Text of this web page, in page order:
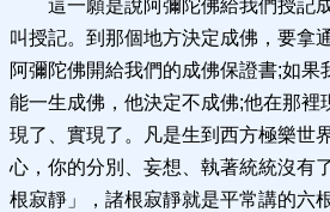
這一願是說阿彌陀佛給我們授記
叫授記。到那個地方決定成佛，要拿
阿彌陀佛開給我們的成佛保證書;如果
能一生成佛，他決定不成佛;他在那裡
現了、實現了。凡是生到西方極樂世
心，你的分別、妄想、執著統統沒有
根寂靜」，諸根寂靜就是平常講的六